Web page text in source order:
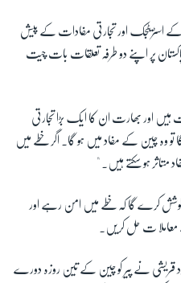
کے اسٹریٹجک اور تجارتی مفادات کے پیش
پر اپنے دو طرفہ تعلقات بات چیت
اور بھارت ان کا ایک بڑا تجارتی
وہ چین کے مفاد میں ہو گا۔ اگر خطے میں
ہو سکتے ہیں۔ "
کرے گا کہ خطے میں امن رہے اور
معاملا ت حل کریں۔
قریشی نے پیر کو چین کے تین روزہ دورے